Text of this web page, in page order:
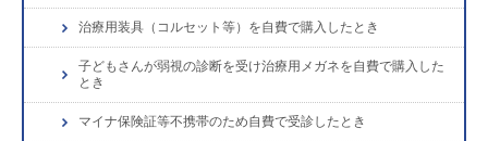
治療用装具（コルセット等）を自費で購入したとき
子どもさんが弱視の診断を受け治療用メガネを自費で購入した
とき
マイナ保険証等不携帯のため自費で受診したとき